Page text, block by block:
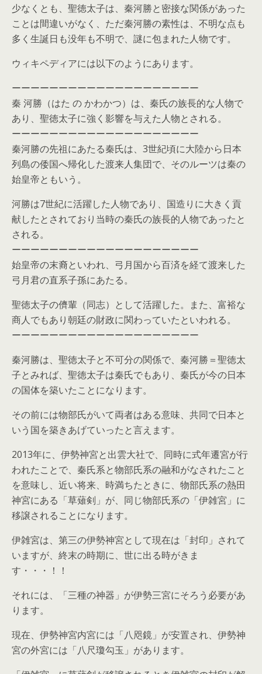
少なくとも、聖徳太子は、秦河勝と密接な関係があった
ことは間違いがなく、ただ秦河勝の素性は、不明な点も
多く生誕日も没年も不明で、謎に包まれた人物です。
ウィキペディアには以下のようにあります。
ーーーーーーーーーーーーーーーーーーーー
秦 河勝（はた の かわかつ）は、秦氏の族長的な人物で
あり、聖徳太子に強く影響を与えた人物とされる。
ーーーーーーーーーーーーーーーーーーーー
秦河勝の先祖にあたる秦氏は、3世紀頃に大陸から日本
列島の倭国へ帰化した渡来人集団で、そのルーツは秦の
始皇帝ともいう。
河勝は7世紀に活躍した人物であり、国造りに大きく貢
献したとされており当時の秦氏の族長的人物であったと
される。
ーーーーーーーーーーーーーーーーーーーー
始皇帝の末裔といわれ、弓月国から百済を経て渡来した
弓月君の直系子孫にあたる。
聖徳太子の儕輩（同志）として活躍した。また、富裕な
商人でもあり朝廷の財政に関わっていたといわれる。
ーーーーーーーーーーーーーーーーーーーー
秦河勝は、聖徳太子と不可分の関係で、秦河勝＝聖徳太
子とみれば、聖徳太子は秦氏でもあり、秦氏が今の日本
の国体を築いたことになります。
その前には物部氏がいて両者はある意味、共同で日本と
いう国を築きあげていったと言えます。
2013年に、伊勢神宮と出雲大社で、同時に式年遷宮が行
われたことで、秦氏系と物部氏系の融和がなされたこと
を意味し、近い将来、時満ちたときに、物部氏系の熱田
神宮にある「草薙剣」が、同じ物部氏系の「伊雑宮」に
移譲されることになります。
伊雑宮は、第三の伊勢神宮として現在は「封印」されて
いますが、終末の時期に、世に出る時がきま
す・・・！！
それには、「三種の神器」が伊勢三宮にそろう必要があ
ります。
現在、伊勢神宮内宮には「八咫鏡」が安置され、伊勢神
宮の外宮には「八尺瓊勾玉」があります。